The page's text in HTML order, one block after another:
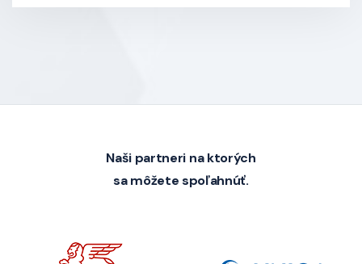
Naši partneri na ktorých
sa môžete spoľahnúť.